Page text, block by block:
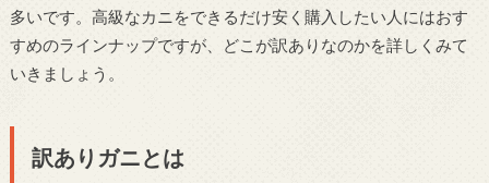
多いです。高級なカニをできるだけ安く購入したい人にはおす
すめのラインナップですが、どこが訳ありなのかを詳しくみて
いきましょう。
訳ありガニとは